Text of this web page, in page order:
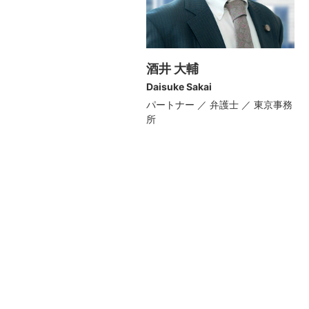
酒井 大輔
Daisuke Sakai
パートナー ／ 弁護士 ／ 東京事務
所